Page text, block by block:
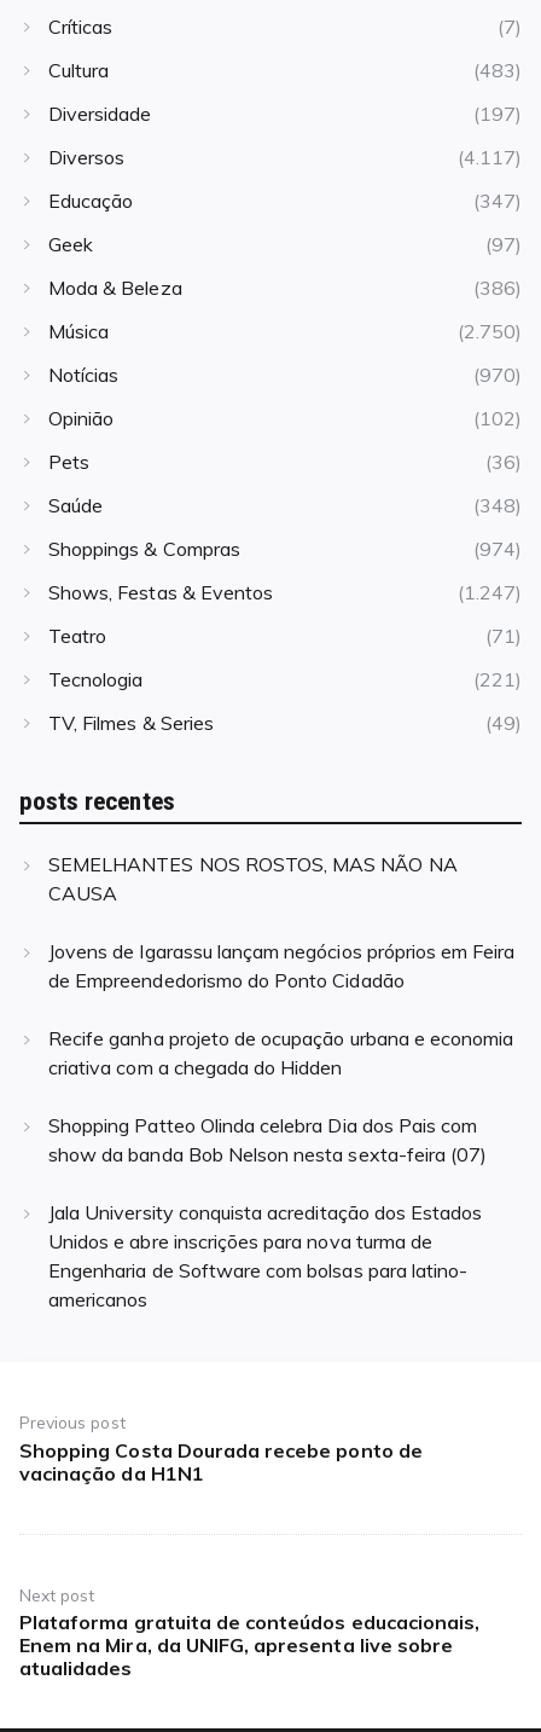
Críticas
(7)
Cultura
(483)
Diversidade
(197)
Diversos
(4.117)
Educação
(347)
Geek
(97)
Moda & Beleza
(386)
Música
(2.750)
Notícias
(970)
Opinião
(102)
Pets
(36)
Saúde
(348)
Shoppings & Compras
(974)
Shows, Festas & Eventos
(1.247)
Teatro
(71)
Tecnologia
(221)
TV, Filmes & Series
(49)
posts recentes
SEMELHANTES NOS ROSTOS, MAS NÃO NA
CAUSA
Jovens de Igarassu lançam negócios próprios em Feira
de Empreendedorismo do Ponto Cidadão
Recife ganha projeto de ocupação urbana e economia
criativa com a chegada do Hidden
Shopping Patteo Olinda celebra Dia dos Pais com
show da banda Bob Nelson nesta sexta-feira (07)
Jala University conquista acreditação dos Estados
Unidos e abre inscrições para nova turma de
Engenharia de Software com bolsas para latino-
americanos
de
Post
Previous post
Previous
post:
Shopping Costa Dourada recebe ponto de
vacinação da H1N1
Next post
Next
post:
Plataforma gratuita de conteúdos educacionais,
Enem na Mira, da UNIFG, apresenta live sobre
atualidades